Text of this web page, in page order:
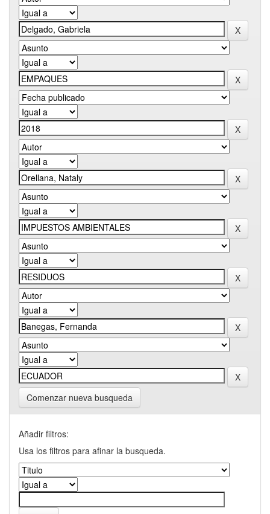
Comenzar nueva busqueda
Añadir filtros:
Usa los filtros para afinar la busqueda.